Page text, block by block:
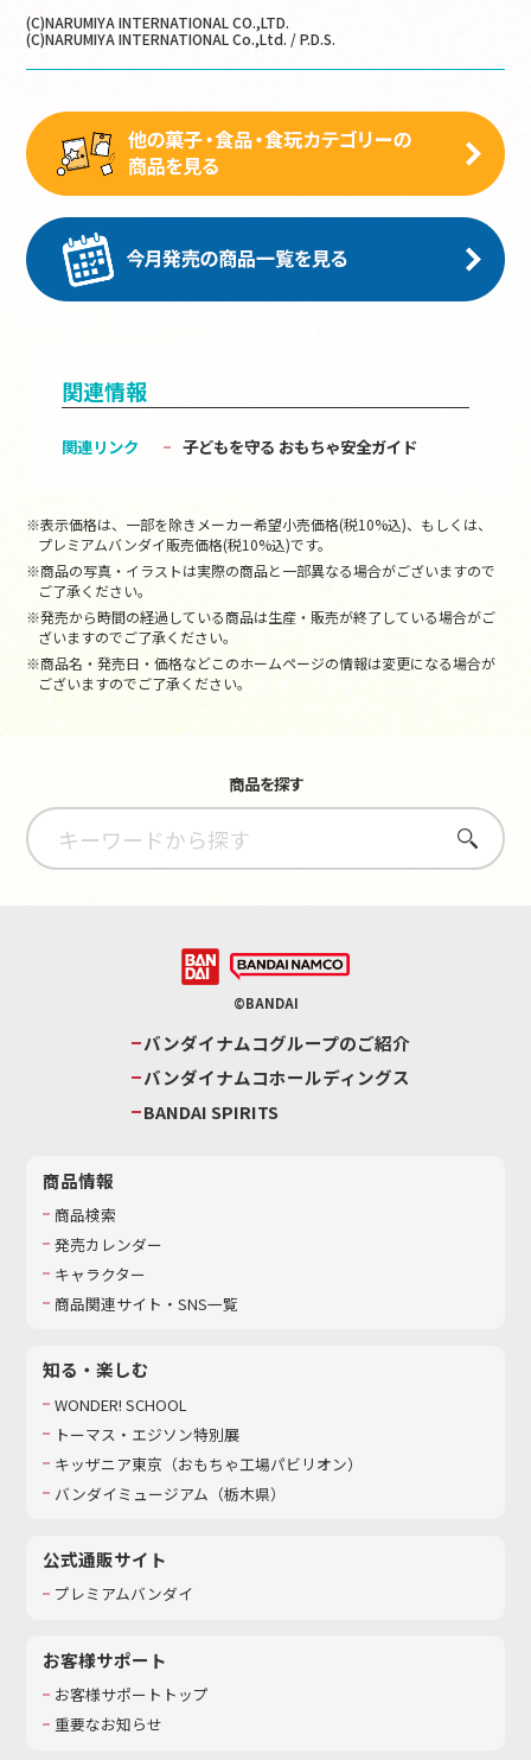
(C)NARUMIYA INTERNATIONAL CO.,LTD.
(C)NARUMIYA INTERNATIONAL Co.,Ltd. / P.D.S.
関連情報
関連リンク 子どもを守る おもちゃ安全ガイド
※表示価格は、一部を除きメーカー希望小売価格(税10%込)、もしくは、
プレミアムバンダイ販売価格(税10%込)です。
※商品の写真・イラストは実際の商品と一部異なる場合がございますので
ご了承ください。
※発売から時間の経過している商品は生産・販売が終了している場合がご
ざいますのでご了承ください。
※商品名・発売日・価格などこのホームページの情報は変更になる場合が
ございますのでご了承ください。
商品を探す
さがす
©BANDAI
バンダイナムコグループのご紹介
バンダイナムコホールディングス
BANDAI SPIRITS
商品情報
商品検索
発売カレンダー
キャラクター
商品関連サイト・SNS一覧
知る・楽しむ
WONDER! SCHOOL
トーマス・エジソン特別展
キッザニア東京（おもちゃ工場パビリオン）​
バンダイミュージアム（栃木県）
公式通販サイト
プレミアムバンダイ
お客様サポート
お客様サポートトップ
重要なお知らせ